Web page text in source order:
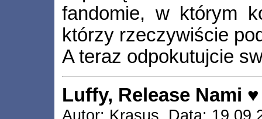
fandomie, w którym
którzy rzeczywiście
A teraz odpokutujcie
Luffy, Release Nami ♥
Autor: Krasus, Data: